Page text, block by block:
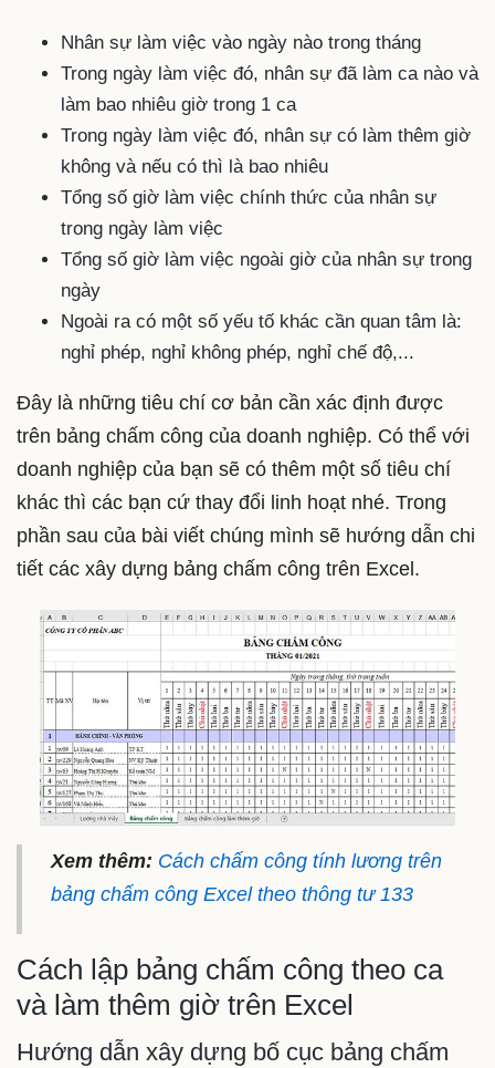
Nhân sự làm việc vào ngày nào trong tháng
Trong ngày làm việc đó, nhân sự đã làm ca nào và
làm bao nhiêu giờ trong 1 ca
Trong ngày làm việc đó, nhân sự có làm thêm giờ
không và nếu có thì là bao nhiêu
Tổng số giờ làm việc chính thức của nhân sự
trong ngày làm việc
Tổng số giờ làm việc ngoài giờ của nhân sự trong
ngày
Ngoài ra có một số yếu tố khác cần quan tâm là:
nghỉ phép, nghỉ không phép, nghỉ chế độ,...
Đây là những tiêu chí cơ bản cần xác định được
trên bảng chấm công của doanh nghiệp. Có thể với
doanh nghiệp của bạn sẽ có thêm một số tiêu chí
khác thì các bạn cứ thay đổi linh hoạt nhé. Trong
phần sau của bài viết chúng mình sẽ hướng dẫn chi
tiết các xây dựng bảng chấm công trên Excel.
Xem thêm: Cách chấm công tính lương trên
bảng chấm công Excel theo thông tư 133
Cách lập bảng chấm công theo ca
và làm thêm giờ trên Excel
Hướng dẫn xây dựng bố cục bảng chấm